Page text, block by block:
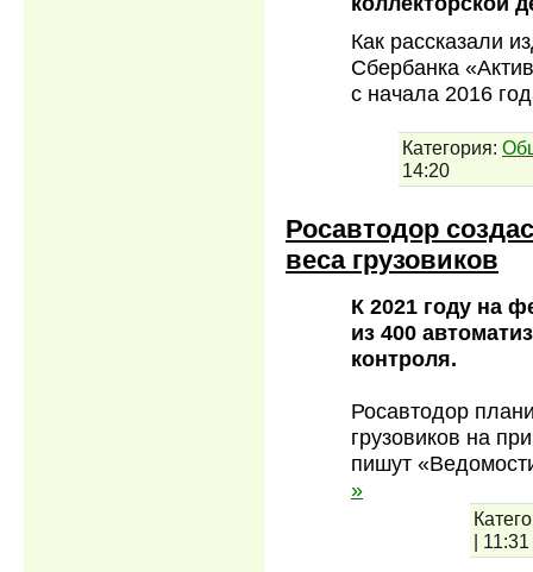
Как рассказали
Сбербанка
с начала 2016
Категория:
14:20
Росавтодор
веса грузовиков
К 2021 году на
из 400
контроля.
Росавтодор
грузовиков на
пишут
»
| 11:31